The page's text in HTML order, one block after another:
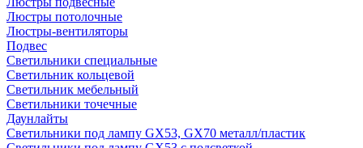
Люстры потолочные
Люстры-вентиляторы
Подвес
Светильники специальные
Светильник кольцевой
Светильник мебельный
Светильники точечные
Даунлайты
Светильники под лампу GX53, GX70 металл/пластик